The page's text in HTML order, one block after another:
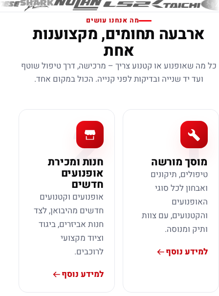
מה אנחנו עושים
ארבעה תחומים, מקצוענות
אחת
כל מה שאופנוע או קטנוע צריך – מרכישה, דרך טיפול שוטף
ועד יד שנייה ובדיקות לפני קנייה. הכול במקום אחד.
1
מוסך מורשה
טיפולים, תיקונים
ואבחון לכל סוגי
האופנועים
והקטנועים, עם צוות
ותיק ומנוסה.
למידע נוסף
2
חנות ומכירת
אופנועים
חדשים
אופנועים וקטנועים
חדשים מהיבואן, לצד
חנות אביזרים, ביגוד
וציוד מקצועי
לרוכבים.
למידע נוסף